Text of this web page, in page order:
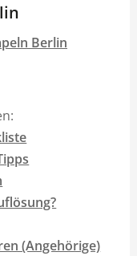
Berlin
(Angehörige)